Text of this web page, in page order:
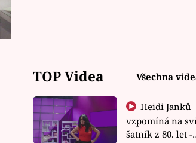
TOP Videa Všechna
Heidi Janků
vzpomíná na
šatník z 80. let -